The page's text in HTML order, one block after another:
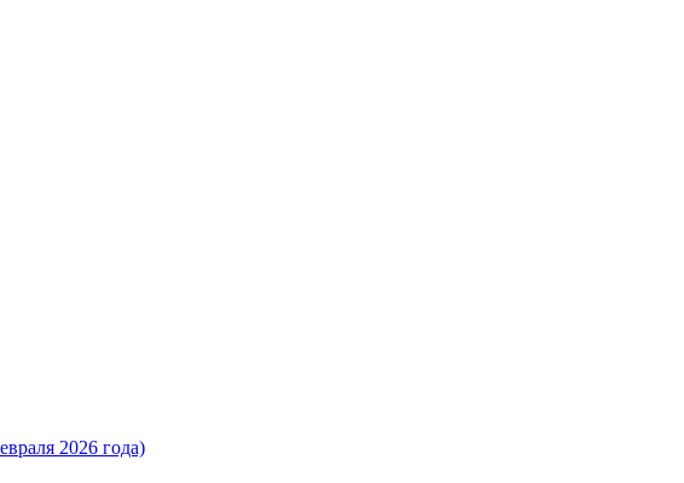
2026 года)